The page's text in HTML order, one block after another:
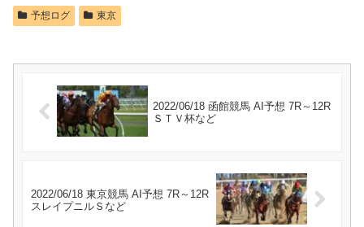
予想ログ 東京
2022/06/18 函館競馬 AI予想 7R～12R
ＳＴＶ杯など
2022/06/18 東京競馬 AI予想 7R～12R
スレイプニルＳなど